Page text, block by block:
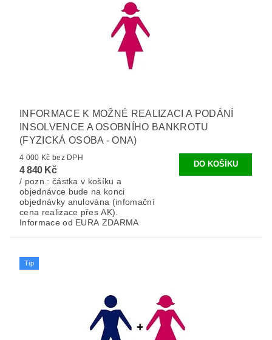
INFORMACE K MOŽNÉ REALIZACI A PODÁNÍ
INSOLVENCE A OSOBNÍHO BANKROTU
(FYZICKÁ OSOBA - ONA)
4 000 Kč bez DPH
4 840 Kč
/ pozn.: částka v košíku a
objednávce bude na konci
objednávky anulována (infomační
cena realizace přes AK).
Informace od EURA ZDARMA
Tip